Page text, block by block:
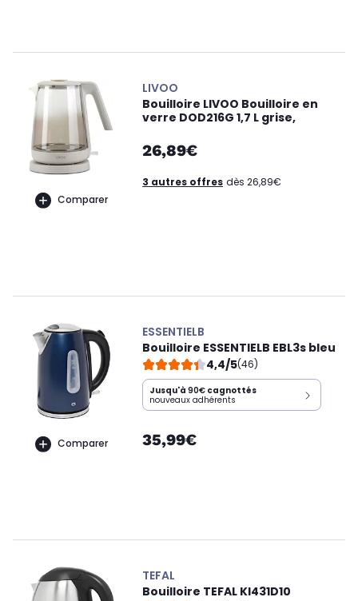
Comparer
LIVOO
Bouilloire LIVOO Bouilloire en
verre DOD216G 1,7 L grise,
26,89€
3 autres offres dès 26,89€
Comparer
ESSENTIELB
Bouilloire ESSENTIELB EBL3s bleu
4,4/5(46)
Jusqu'à 90€ cagnottés
nouveaux adhérents
35,99€
TEFAL
Bouilloire TEFAL KI431D10